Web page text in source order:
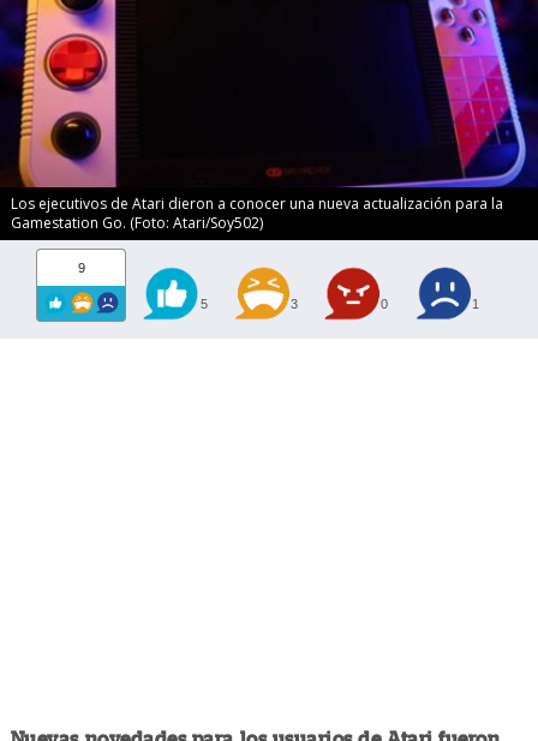
Los ejecutivos de Atari dieron a conocer una nueva actualización para la
Gamestation Go. (Foto: Atari/Soy502)
9
5 3 0 1